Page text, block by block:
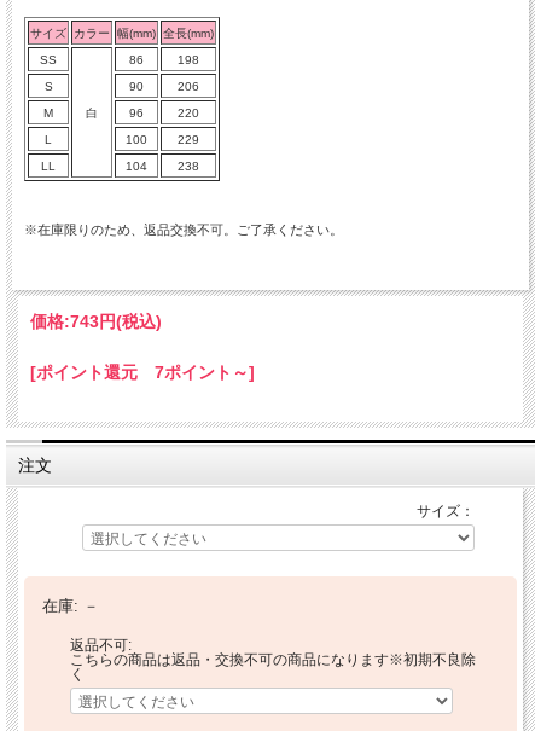
サイズ カラー 幅(mm) 全長(mm)
SS
白
86
198
S
90
206
M
96
220
L
100
229
LL
104 238
※在庫限りのため、返品交換不可。ご了承ください。
価格:743円(税込)
[ポイント還元 7ポイント～]
注文
サイズ：
在庫: －
返品不可:
こちらの商品は返品・交換不可の商品になります※初期不良除
く